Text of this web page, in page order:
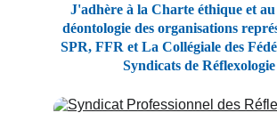
J'adhère à la Charte éthique et au
déontologie des organisations
SPR, FFR et La Collégiale des
Syndicats de Réflexologie